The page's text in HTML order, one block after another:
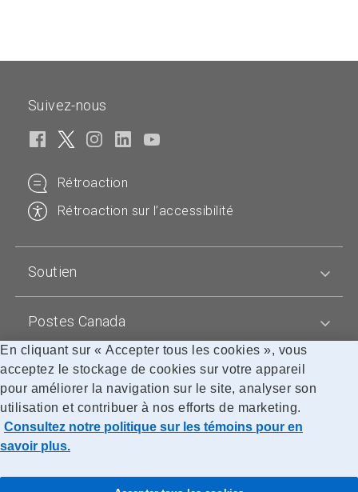
Suivez-nous
Rétroaction
Rétroaction sur l’accessibilité
Soutien
Postes Canada
Blogues
Accessibilité Avis juridiques
Confidentialité
© Société canadienne des postes
En cliquant sur « Accepter tous les cookies », vous
acceptez le stockage de cookies sur votre appareil
pour améliorer la navigation sur le site, analyser son
utilisation et contribuer à nos efforts de marketing.
Consultez notre politique sur les témoins pour en
savoir plus.